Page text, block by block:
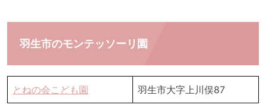
羽生市のモンテッソーリ園
とねの会こども園 羽生市大字上川俣87